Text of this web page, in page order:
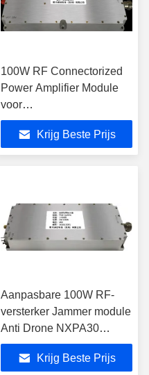
100W RF Connectorized
Power Amplifier Module
voor
communicatiesysteem
Krijg Beste Prijs
Aanpasbare 100W RF-
versterker Jammer module
Anti Drone NXPA30
512MHz
Krijg Beste Prijs